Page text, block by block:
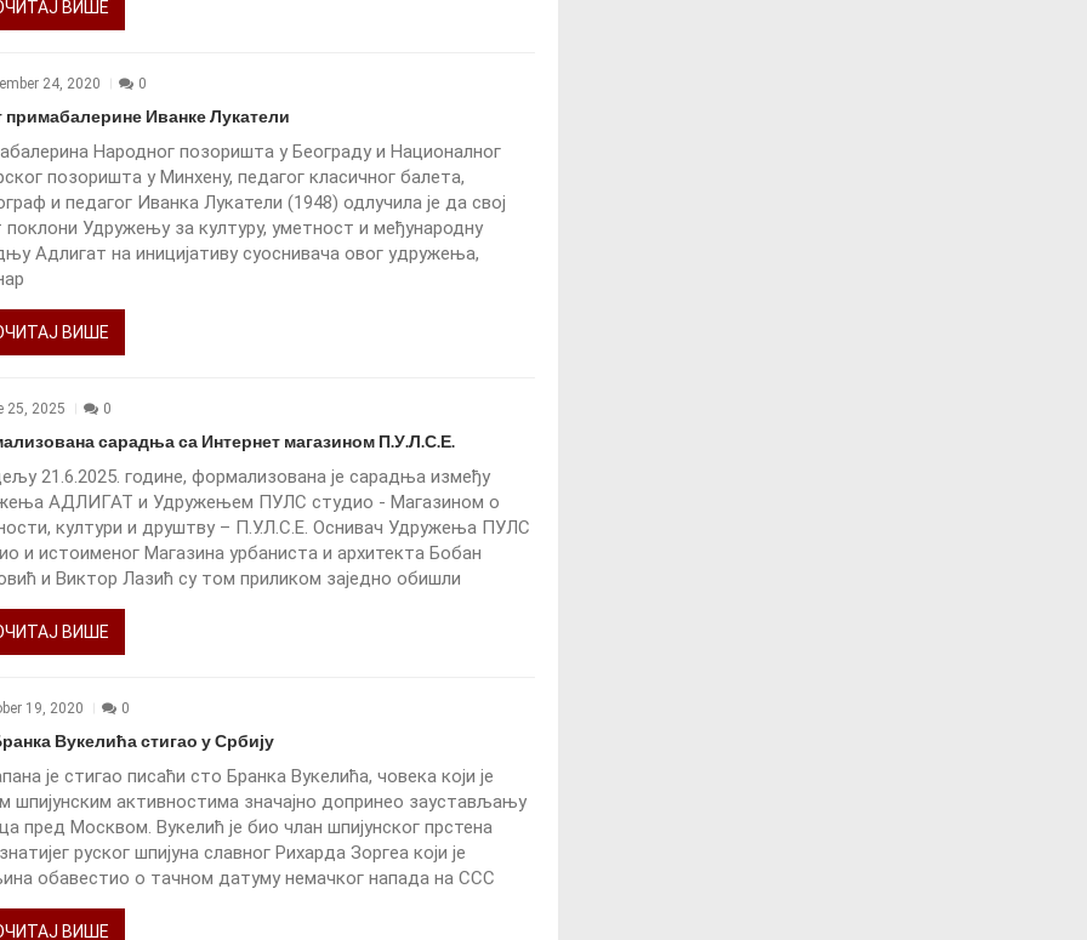
ВИШЕ
24, 2020 0
примабалерине Иванке Лукатели
Народног позоришта у Београду и Националног
позоришта у Минхену, педагог класичног балета,
и педагог Иванка Лукатели (1948) одлучила је да свој
поклони Удружењу за културу, уметност и међународну
Адлигат на иницијативу суоснивача овог удружења,
ВИШЕ
25, 2025 0
сарадња са Интернет магазином П.У.Л.С.Е.
21.6.2025. године, формализована је сарадња између
АДЛИГАТ и Удружењем ПУЛС студио - Магазином о
култури и друштву – П.У.Л.С.Е. Оснивач Удружења ПУЛС
и истоименог Магазина урбаниста и архитекта Бобан
и Виктор Лазић су том приликом заједно обишли
ВИШЕ
19, 2020 0
Вукелића стигао у Србију
је стигао писаћи сто Бранка Вукелића, човека који је
шпијунским активностима значајно допринео заустављању
пред Москвом. Вукелић је био члан шпијунског прстена
руског шпијуна славног Рихарда Зоргеа који је
обавестио о тачном датуму немачког напада на ССС
ВИШЕ